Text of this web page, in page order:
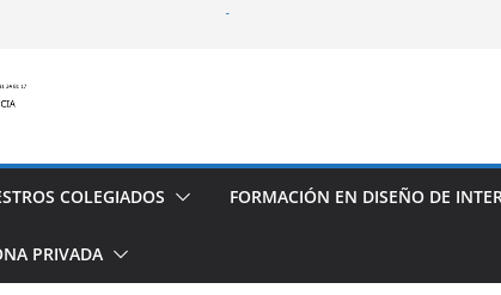
con el CODDIG y Banco
COLEGIADOS FORMACIÓN EN DISEÑO DE
PRIVADA